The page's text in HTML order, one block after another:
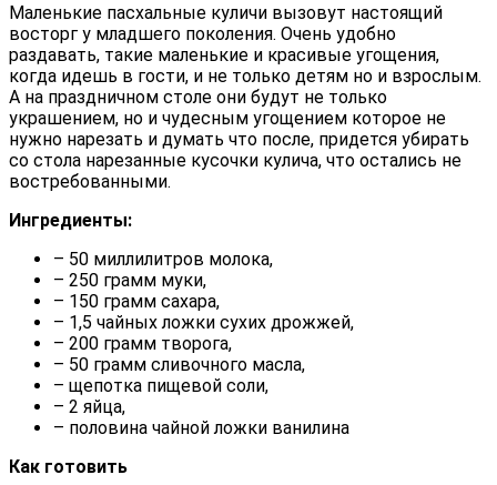
Маленькие пасхальные куличи вызовут настоящий
восторг у младшего поколения. Очень удобно
раздавать, такие маленькие и красивые угощения,
когда идешь в гости, и не только детям но и взрослым.
А на праздничном столе они будут не только
украшением, но и чудесным угощением которое не
нужно нарезать и думать что после, придется убирать
со стола нарезанные кусочки кулича, что остались не
востребованными.
Ингредиенты:
– 50 миллилитров молока,
– 250 грамм муки,
– 150 грамм сахара,
– 1,5 чайных ложки сухих дрожжей,
– 200 грамм творога,
– 50 грамм сливочного масла,
– щепотка пищевой соли,
– 2 яйца,
– половина чайной ложки ванилина
Как готовить